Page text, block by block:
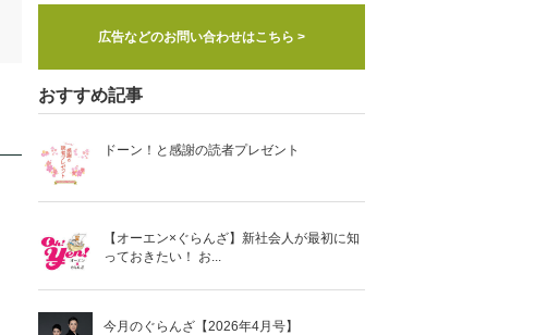
広告などのお問い合わせはこちら >
おすすめ記事
ドーン！と感謝の読者プレゼント
【オーエン×ぐらんざ】新社会人が最初に知
っておきたい！ お...
今月のぐらんざ【2026年4月号】